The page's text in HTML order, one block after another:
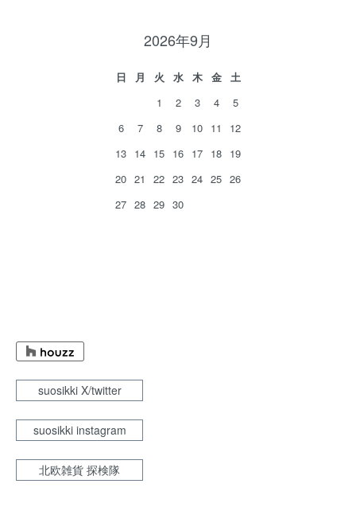
2026年9月
日 月 火 水 木 金
土
1
2 3 4
5
6
7 8 9 10 11
12
13 14 15 16 17 18 19
20 21 22 23 24 25 26
27 28 29 30
suosikki X/twitter
suosikki instagram
北欧雑貨 探検隊